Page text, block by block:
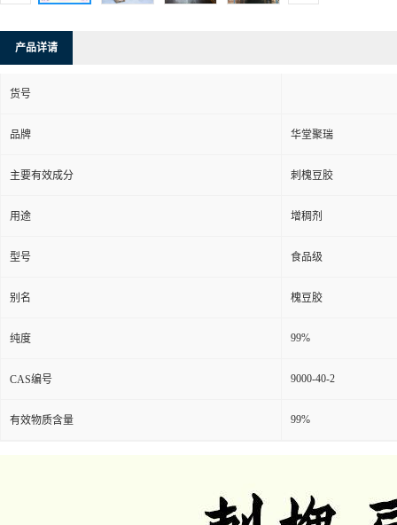
产品详请
货号
品牌 华堂聚瑞
主要有效成分 刺槐豆胶
用途 增稠剂
型号 食品级
别名 槐豆胶
纯度 99%
CAS编号 9000-40-2
有效物质含量 99%